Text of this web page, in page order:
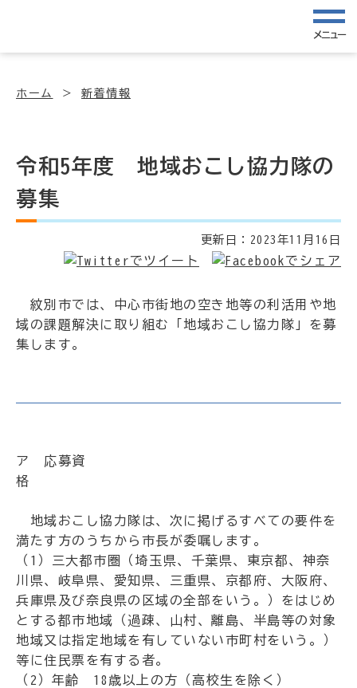
メニュー
ホーム 新着情報
令和5年度 地域おこし協力隊の
募集
更新日： 2023年11月16日
紋別市では、中心市街地の空き地等の利活用や地
域の課題解決に取り組む「地域おこし協力隊」を募
集します。
ア 応募資
格
地域おこし協力隊は、次に掲げるすべての要件を
満たす方のうちから市長が委嘱します。
（1）三大都市圏（埼玉県、千葉県、東京都、神奈
川県、岐阜県、愛知県、三重県、京都府、大阪府、
兵庫県及び奈良県の区域の全部をいう。）をはじめ
とする都市地域（過疎、山村、離島、半島等の対象
地域又は指定地域を有していない市町村をいう。）
等に住民票を有する者。
（2）年齢 18歳以上の方（高校生を除く）